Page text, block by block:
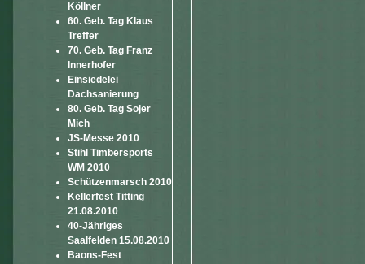
Köllner
60. Geb. Tag Klaus
Treffer
70. Geb. Tag Franz
Innerhofer
Einsiedelei
Dachsanierung
80. Geb. Tag Sojer
Mich
JS-Messe 2010
Stihl Timbersports
WM 2010
Schützenmarsch 2010
Kellerfest Titting
21.08.2010
40-Jähriges
Saalfelden 15.08.2010
Baons-Fest